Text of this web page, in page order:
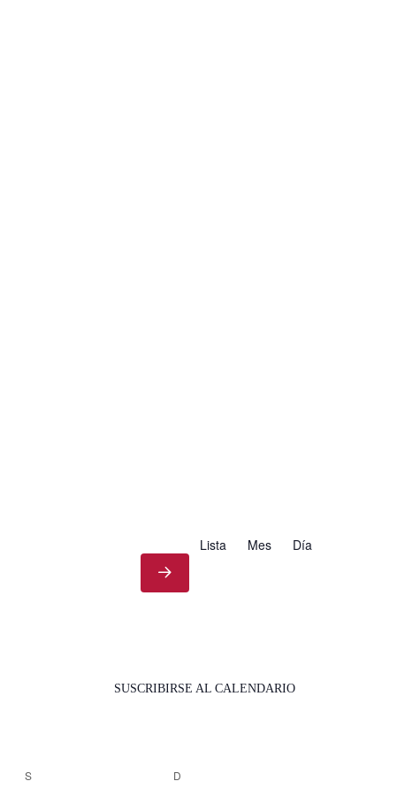
Lista Mes Día
SUSCRIBIRSE AL CALENDARIO
S D